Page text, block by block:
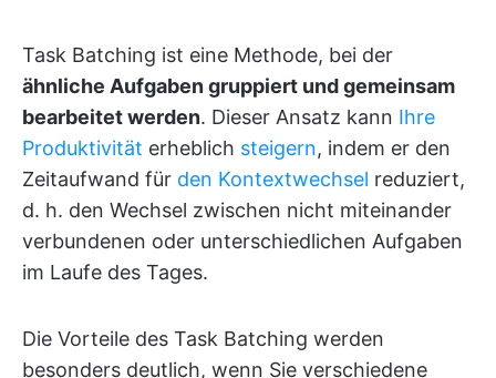
Task Batching ist eine Methode, bei der
ähnliche Aufgaben gruppiert und gemeinsam
bearbeitet werden. Dieser Ansatz kann Ihre
Produktivität erheblich steigern, indem er den
Zeitaufwand für den Kontextwechsel reduziert,
d. h. den Wechsel zwischen nicht miteinander
verbundenen oder unterschiedlichen Aufgaben
im Laufe des Tages.
Die Vorteile des Task Batching werden
besonders deutlich, wenn Sie verschiedene